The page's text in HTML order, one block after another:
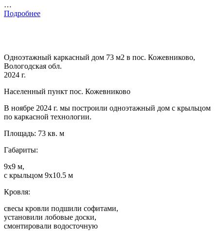
…
Подробнее
Одноэтажный каркасный дом 73 м2 в пос. Кожевниково,
Вологодская обл.
2024 г.
Населенный пункт пос. Кожевниково
В ноябре 2024 г. мы построили одноэтажный дом с крыльцом
по каркасной технологии.
Площадь: 73 кв. м
Габариты:
9х9 м,
с крыльцом 9х10.5 м
Кровля:
свесы кровли подшили софитами,
установили лобовые доски,
смонтировали водосточную